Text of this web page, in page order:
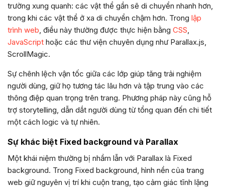
trường xung quanh: các vật thể gần sẽ di chuyển nhanh hơn,
trong khi các vật thể ở xa di chuyển chậm hơn. Trong lập
trình web, điều này thường được thực hiện bằng CSS,
JavaScript hoặc các thư viện chuyên dụng như Parallax.js,
ScrollMagic.
Sự chênh lệch vận tốc giữa các lớp giúp tăng trải nghiệm
người dùng, giữ họ tương tác lâu hơn và tập trung vào các
thông điệp quan trọng trên trang. Phương pháp này cũng hỗ
trợ storytelling, dẫn dắt người dùng từ tổng quan đến chi tiết
một cách logic và tự nhiên.
Sự khác biệt Fixed background và Parallax
Một khái niệm thường bị nhầm lẫn với Parallax là Fixed
background. Trong Fixed background, hình nền của trang
web giữ nguyên vị trí khi cuộn trang, tạo cảm giác tĩnh lặng